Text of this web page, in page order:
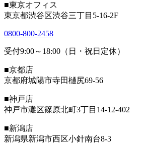
■東京オフィス
東京都渋谷区渋谷三丁目5-16-2F
0800-800-2458
受付9:00～18:00（日・祝日定休）
■京都店
京都府城陽市寺田樋尻69-56
■神戸店
神戸市灘区篠原北町3丁目14-12-402
■新潟店
新潟県新潟市西区小針南台8-3